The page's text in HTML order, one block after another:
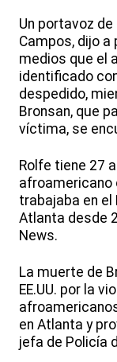
Un portavoz
Campos, dijo a
medios que el
identificado
despedido,
Bronsan, que
víctima, se
Rolfe tiene 27
afroamericano
trabajaba en
Atlanta desde
News.
La muerte de
EE.UU. por la
en Atlanta y
jefa de Policía